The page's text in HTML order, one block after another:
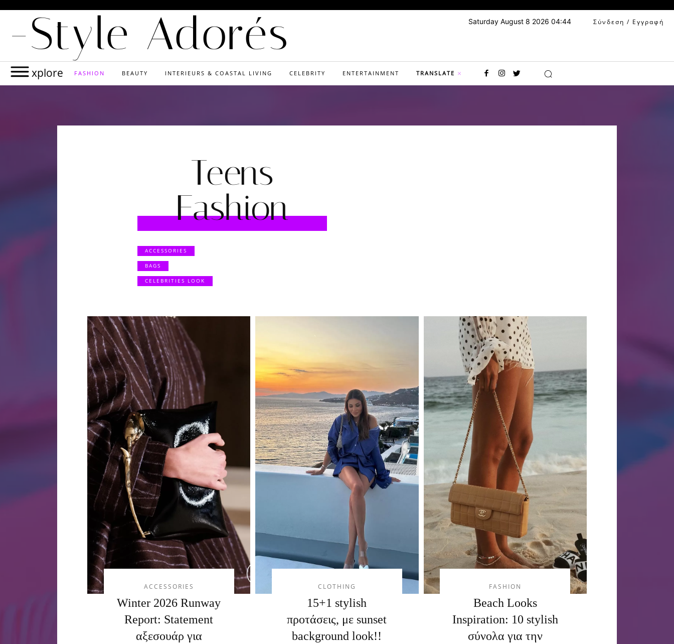
Saturday August 8 2026 04:44 Σύνδεση / Εγγραφή
-Style Adorés
xplore FASHION BEAUTY INTERIEURS & COASTAL LIVING CELEBRITY ENTERTAINMENT TRANSLATE
Teens
Fashion
ACCESSORIES
BAGS
CELEBRITIES LOOK
ACCESSORIES
Winter 2026 Runway
Report: Statement
αξεσουάρ για
CLOTHING
15+1 stylish
προτάσεις, με sunset
background look!!
FASHION
Beach Looks
Inspiration: 10 stylish
σύνολα για την